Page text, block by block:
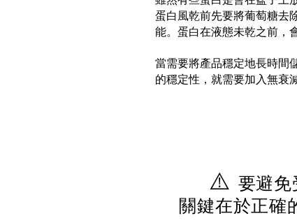
蛋白風乾前先要將葡萄糖去
能。蛋白在液態未乾之前，
當需要將產品穩定地長時間
的穩定性，就需要加入無衰
⚠️ 要避免
關鍵在於正確